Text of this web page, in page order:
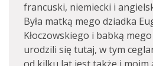
francuski, niemiecki i
Była matką mego dziadka
Kłoczowskiego i babką
urodzili się tutaj, w tym